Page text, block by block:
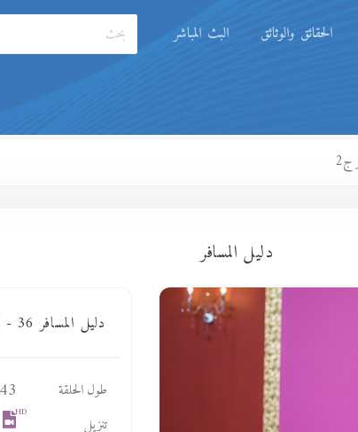
الحقائق والوثائق البث المباشر
دليل المسافر
دليل المسافر 36 - المحطّة الثامنة: المحشر ج2
طول الحلقة
تنزيل
HD